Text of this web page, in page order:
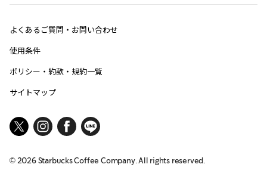
よくあるご質問・お問い合わせ
使用条件
ポリシー・約款・規約一覧
サイトマップ
© 2026Starbucks Coffee Company. All rights reserved.